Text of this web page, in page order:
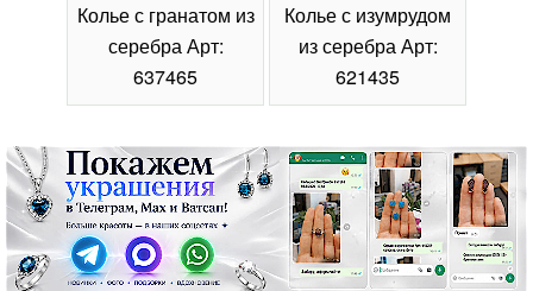
Колье с гранатом из
серебра Арт:
637465
Колье с изумрудом
из серебра Арт:
621435